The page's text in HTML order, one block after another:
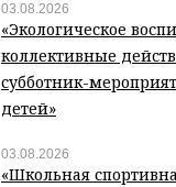
03.08.2026
«Экологическое
коллективные
субботник-
детей»
03.08.2026
«Школьная